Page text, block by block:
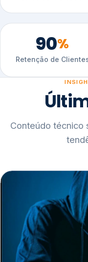
90%
Retenção de
Conteúdo